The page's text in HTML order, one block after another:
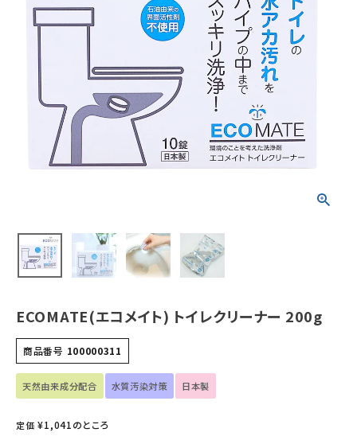
ECOMATE(エ
コメイト) トイ
レクリーナー 2
1,041
美容・コスメ・香水
日用品雑貨
フェムケア
インナー・下着・ナイトウェア
ECOMATE(エコメイト) トイレクリーナー 200g
商品番号 100000311
天然由来成分配合 水質汚染対策 日本製
定価 ¥1,041のところ